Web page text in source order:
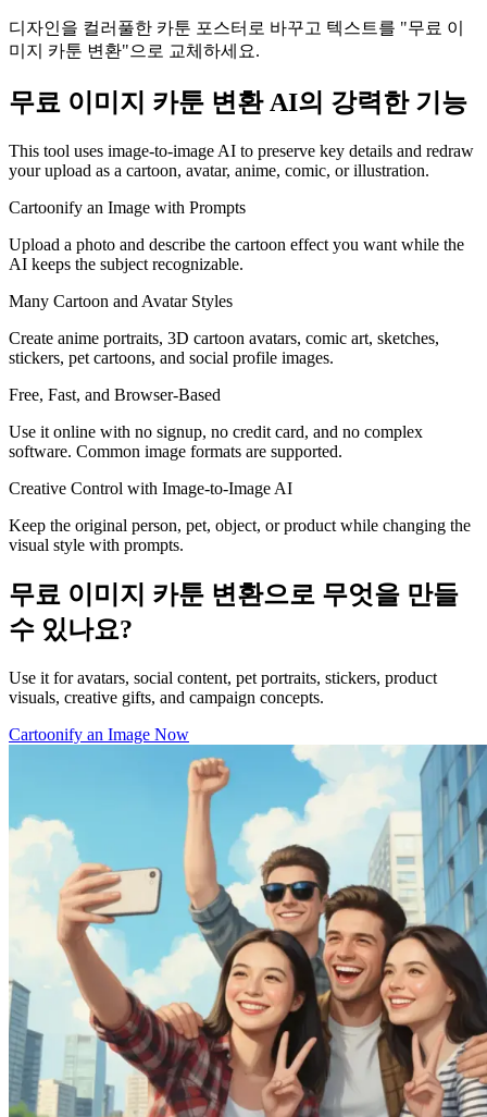
디자인을 컬러풀한 카툰 포스터로 바꾸고 텍스트를 "무료 이
미지 카툰 변환"으로 교체하세요.
무료 이미지 카툰 변환 AI의 강력한 기능
This tool uses image-to-image AI to preserve key details and redraw
your upload as a cartoon, avatar, anime, comic, or illustration.
Cartoonify an Image with Prompts
Upload a photo and describe the cartoon effect you want while the
AI keeps the subject recognizable.
Many Cartoon and Avatar Styles
Create anime portraits, 3D cartoon avatars, comic art, sketches,
stickers, pet cartoons, and social profile images.
Free, Fast, and Browser-Based
Use it online with no signup, no credit card, and no complex
software. Common image formats are supported.
Creative Control with Image-to-Image AI
Keep the original person, pet, object, or product while changing the
visual style with prompts.
무료 이미지 카툰 변환으로 무엇을 만들
수 있나요?
Use it for avatars, social content, pet portraits, stickers, product
visuals, creative gifts, and campaign concepts.
Cartoonify an Image Now